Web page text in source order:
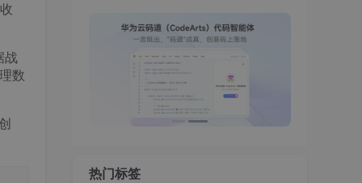
战
数
热门标签